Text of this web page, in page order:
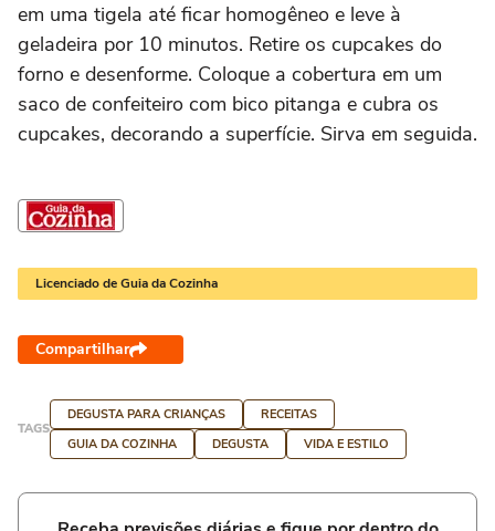
em uma tigela até ficar homogêneo e leve à
geladeira por 10 minutos. Retire os cupcakes do
forno e desenforme. Coloque a cobertura em um
saco de confeiteiro com bico pitanga e cubra os
cupcakes, decorando a superfície. Sirva em seguida.
Licenciado de Guia da Cozinha
Compartilhar
TAGS
DEGUSTA PARA CRIANÇAS
RECEITAS
GUIA DA COZINHA
DEGUSTA VIDA E ESTILO